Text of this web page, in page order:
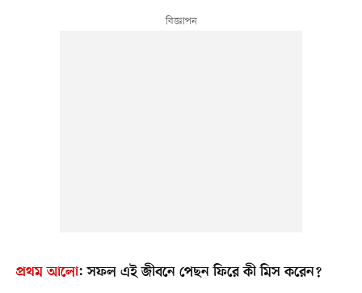
প্রথম আলো:সফল এই জীবনে পেছন ফিরে কী মিস করেন?